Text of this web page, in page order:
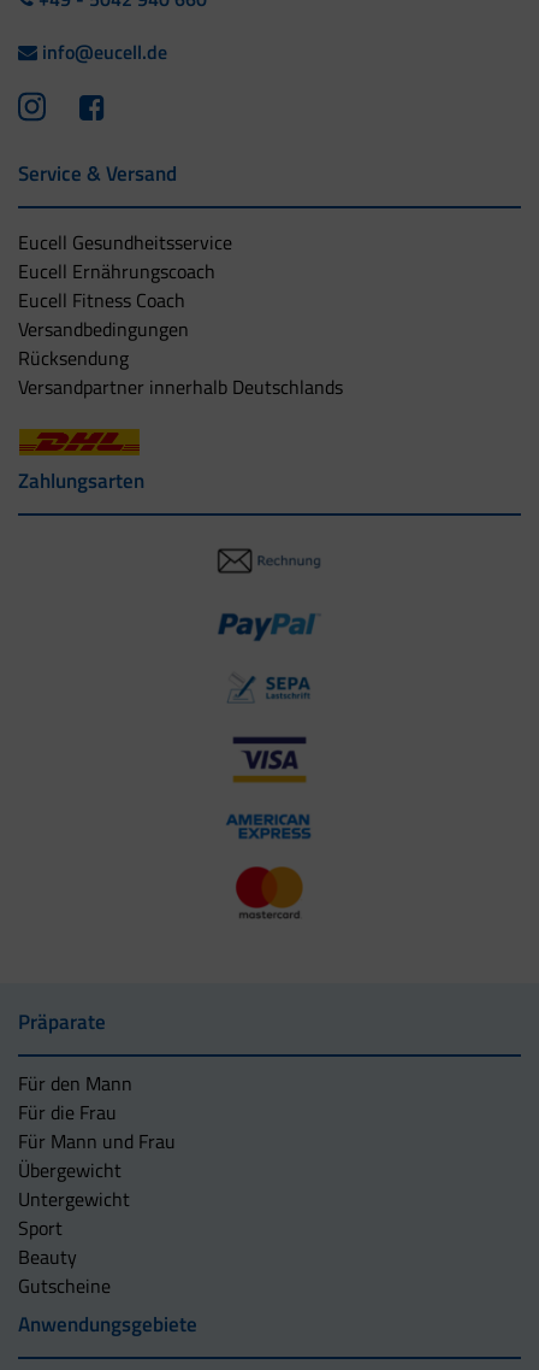
info@eucell.de
Service & Versand
Eucell Gesundheitsservice
Eucell Ernährungscoach
Eucell Fitness Coach
Versandbedingungen
Rücksendung
Versandpartner innerhalb Deutschlands
Zahlungsarten
Präparate
Für den Mann
Für die Frau
Für Mann und Frau
Übergewicht
Untergewicht
Sport
Beauty
Gutscheine
Anwendungsgebiete